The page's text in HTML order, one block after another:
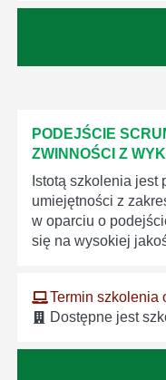
PODEJŚCIE
ZWINNOŚCI Z
Istotą szkolenia jest
umiejętności z
w oparciu o
się na wysokiej
Termin szkolenia
Dostępne jest